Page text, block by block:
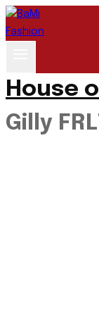
Saltar
al
House
Gilly